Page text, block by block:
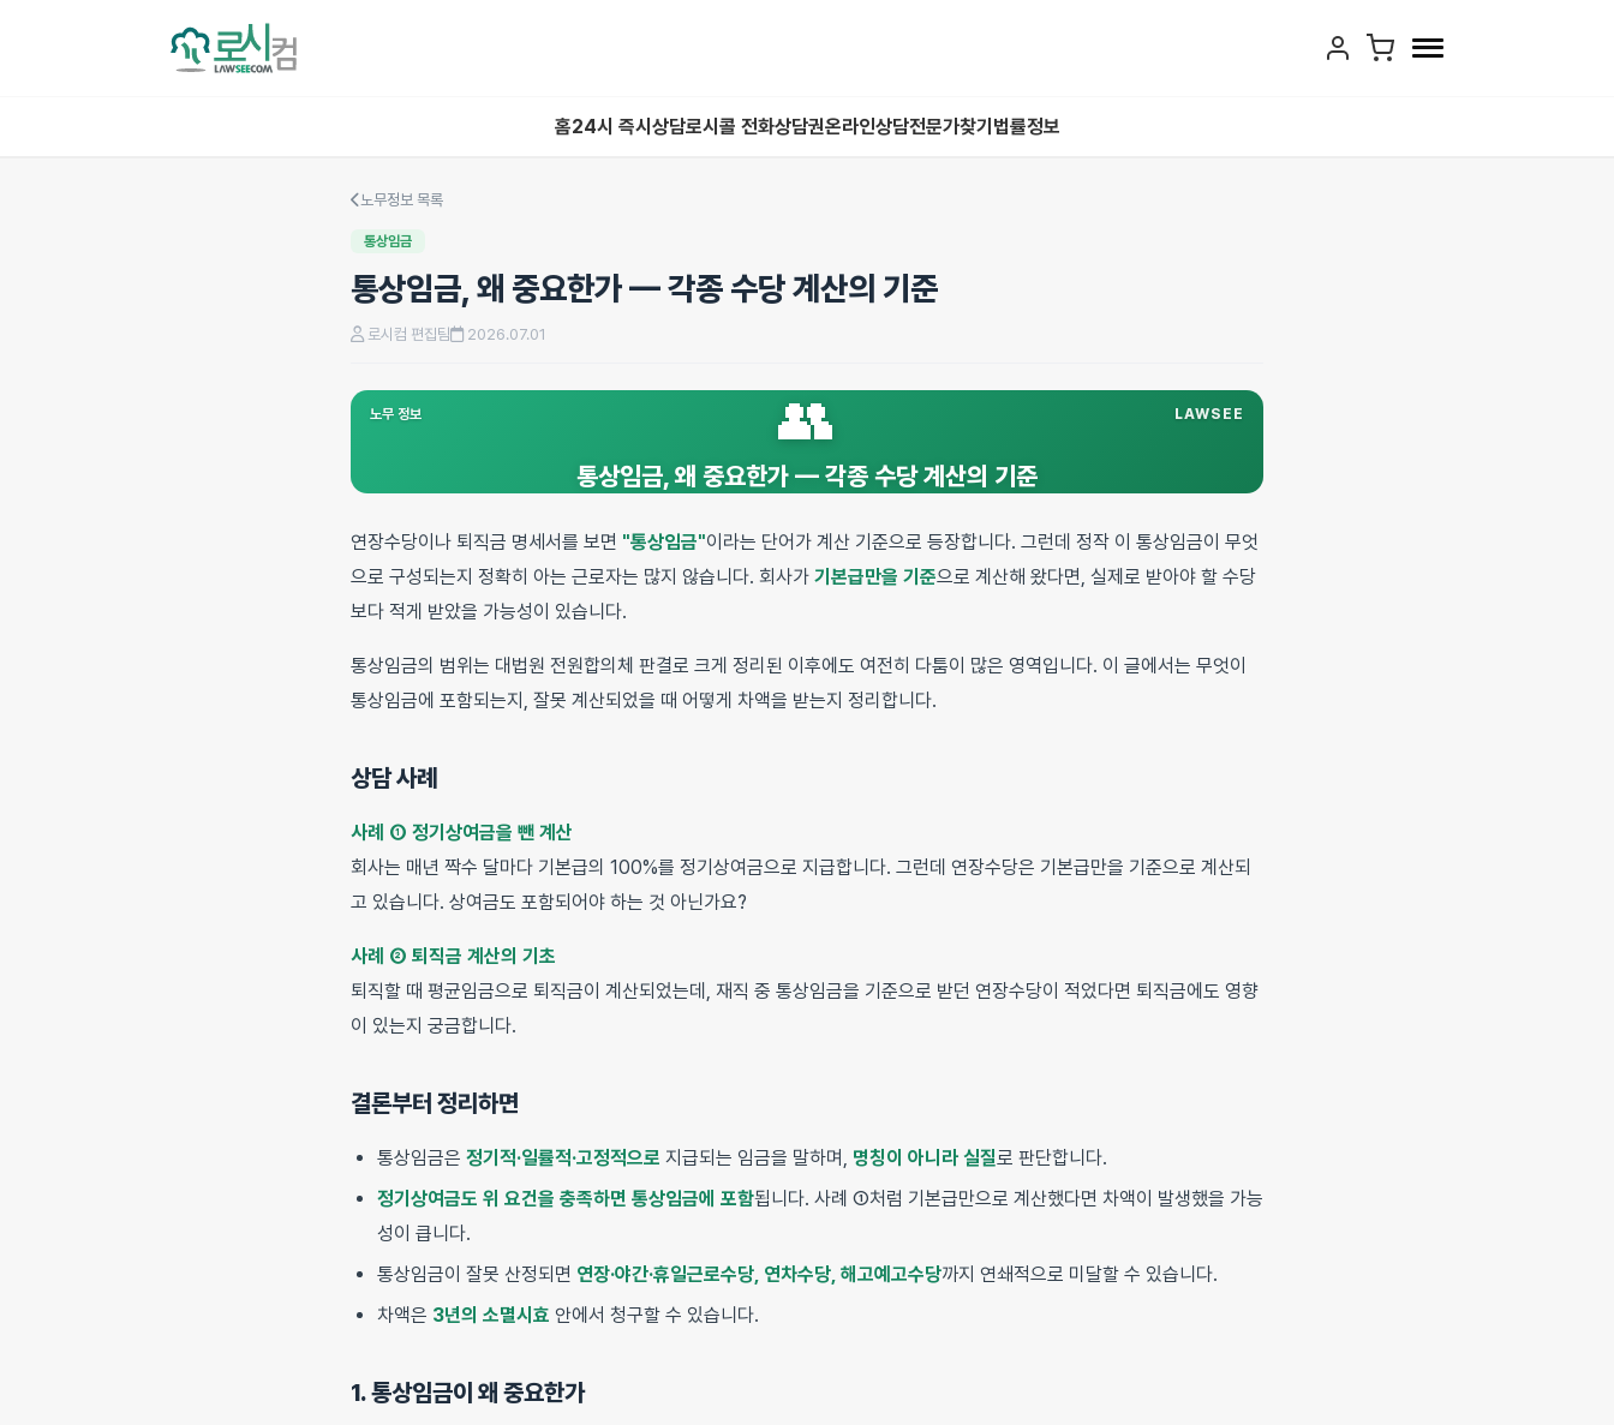
홈24시 즉시상담로시콜 전화상담권온라인상담전문가찾기 법률정보
노무정보 목록
통상임금
통상임금, 왜 중요한가 — 각종 수당 계산의 기준
로시컴 편집팀 2026.07.01
노무 정보 👥
통상임금, 왜 중요한가 — 각종 수당 계산의 기준
LAWSEE
연장수당이나 퇴직금 명세서를 보면 "통상임금"이라는 단어가 계산 기준으로 등장합니다. 그런데 정작 이 통상임금이 무엇
으로 구성되는지 정확히 아는 근로자는 많지 않습니다. 회사가 기본급만을 기준으로 계산해 왔다면, 실제로 받아야 할 수당
보다 적게 받았을 가능성이 있습니다.
통상임금의 범위는 대법원 전원합의체 판결로 크게 정리된 이후에도 여전히 다툼이 많은 영역입니다. 이 글에서는 무엇이
통상임금에 포함되는지, 잘못 계산되었을 때 어떻게 차액을 받는지 정리합니다.
상담 사례
사례 ① 정기상여금을 뺀 계산
회사는 매년 짝수 달마다 기본급의 100%를 정기상여금으로 지급합니다. 그런데 연장수당은 기본급만을 기준으로 계산되
고 있습니다. 상여금도 포함되어야 하는 것 아닌가요?
사례 ② 퇴직금 계산의 기초
퇴직할 때 평균임금으로 퇴직금이 계산되었는데, 재직 중 통상임금을 기준으로 받던 연장수당이 적었다면 퇴직금에도 영향
이 있는지 궁금합니다.
결론부터 정리하면
통상임금은 정기적·일률적·고정적으로 지급되는 임금을 말하며, 명칭이 아니라 실질로 판단합니다.
정기상여금도 위 요건을 충족하면 통상임금에 포함됩니다. 사례 ①처럼 기본급만으로 계산했다면 차액이 발생했을 가능
성이 큽니다.
통상임금이 잘못 산정되면 연장·야간·휴일근로수당, 연차수당, 해고예고수당까지 연쇄적으로 미달할 수 있습니다.
차액은 3년의 소멸시효 안에서 청구할 수 있습니다.
1. 통상임금이 왜 중요한가